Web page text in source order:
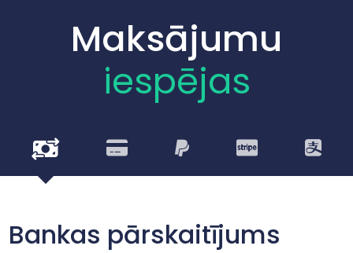
Maksājumu
iespējas
Bankas pārskaitījums